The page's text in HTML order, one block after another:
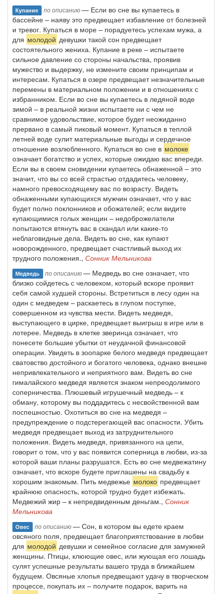
Купание по описанию— Если во сне вы купаетесь в
бассейне – наяву это предвещает избавление от болезней
и тревог. Купаться в море – порадуетесь успехам мужа, а
для молодой девушки такой сон предвещает
состоятельного жениха. Купание в реке – испытаете
сильное давление со стороны начальства, проявив
мужество и выдержку, не измените своим принципам и
интересам. Купаться в озере предвещает незначительные
перемены в материальном положении и в отношениях с
избранником. Если во сне вы купаетесь в ледяной воде
зимой – в реальной жизни испытаете ни с чем не
сравнимое удовольствие, которое будет неожиданно
прервано в самый пиковый момент. Купаться в теплой
летней воде сулит материальные выгоды и сердечное
отношение возлюбленного. Купаться во сне в молоке
означает богатство и успех, которые ожидаю вас впереди.
Если вы в своем сновидении купаетесь обнаженной – это
значит, что вы со всей страстью отдадитесь человеку,
намного превосходящему вас по возрасту. Видеть
обнаженными купающихся мужчин означает, что у вас
будет полно поклонников и обожателей; если видите
купающимися голых женщин – недоброжелатели
попытаются втянуть вас в скандал или какие-то
неблаговидные дела. Видеть во сне, как купают
новорожденного, предвещает счастливый выход их
трудного положения., Сонник Мельникова
Медведь по описанию— Медведь во сне означает, что
близко сойдетесь с человеком, который вскоре проявит
себя самой худшей стороны. Встретиться в лесу один на
один с медведем – раскаетесь в глупом поступке,
совершенном из чувства мести. Видеть медведя,
выступающего в цирке, предвещает выигрыш в игре или в
лотерее. Медведь в клетке зверинца означает, что
понесете большие убытки от неудачной финансовой
операции. Увидеть в зоопарке белого медведя предвещает
сватовство достойного и богатого человека, однако внешне
непривлекательного и неприятного вам. Видеть во сне
гималайского медведя является знаком непреодолимого
соперничества. Плюшевый игрушечный медведь – к
обману, которому вы поддадитесь с несвойственной вам
поспешностью. Охотиться во сне на медведя –
предупреждение о подстерегающей вас опасности. Убить
медведя предвещает выход из затруднительного
положения. Видеть медведя, привязанного на цепи,
говорит о том, что у вас появится соперница в любви, из-за
которой ваши планы разрушатся. Есть во сне медвежатину
означает, что вскоре будете приглашены на свадьбу к
хорошим знакомым. Пить медвежье молоко предвещает
крайнюю опасность, которой трудно будет избежать.
Медвежий жир – к непредвиденным деньгам., Сонник
Мельникова
Овес по описанию— Сон, в котором вы едете краем
овсяного поля, предвещает благоприятствование в любви
для молодой девушки и семейное согласие для замужней
женщины. Птицы, клюющие овес, или жующая его лошадь
сулят успешные результаты вашего труда в ближайшем
будущем. Овсяные хлопья предвещают удачу в творческом
процессе, покупать их – получите подарок, варить на